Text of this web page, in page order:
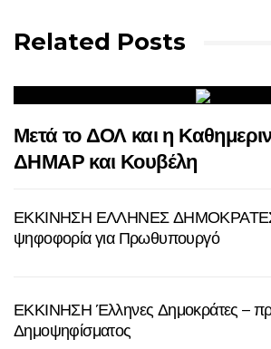
Related Posts
Μετά το ΔΟΛ και η
ΔΗΜΑΡ και Κουβέλη
ΕΚΚΙΝΗΣΗ ΕΛΛΗΝΕΣ ΔΗΜΟΚΡΑΤΕΣ
ψηφοφορία για Πρωθυπουργό
ΕΚΚΙΝΗΣΗ Έλληνες Δημοκράτες –
Δημοψηφίσματος